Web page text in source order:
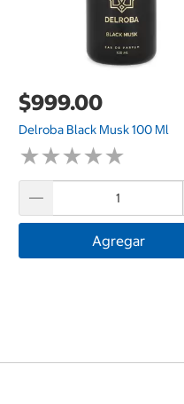
$999.00
Delroba Black Musk 100 Ml
★★★★★
★★★★★
Agregar